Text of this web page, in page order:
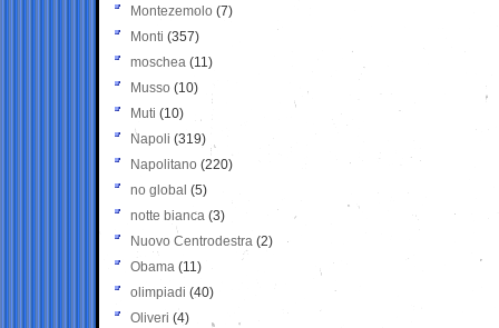
Montezemolo (7)
Monti (357)
moschea (11)
Musso (10)
Muti (10)
Napoli (319)
Napolitano (220)
no global (5)
notte bianca (3)
Nuovo Centrodestra (2)
Obama (11)
olimpiadi (40)
Oliveri (4)